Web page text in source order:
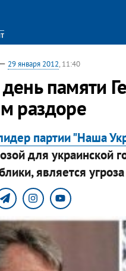
29 января 2012, 11:40
памяти
раздоре
партии "Наша
для украинской
является